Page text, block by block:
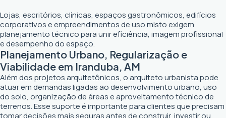
Lojas, escritórios, clínicas, espaços gastronômicos, edifícios
corporativos e empreendimentos de uso misto exigem
planejamento técnico para unir eficiência, imagem profissional
e desempenho do espaço.
Planejamento Urbano, Regularização e
Viabilidade em Iranduba, AM
Além dos projetos arquitetônicos, o arquiteto urbanista pode
atuar em demandas ligadas ao desenvolvimento urbano, uso
do solo, organização de áreas e aproveitamento técnico de
terrenos. Esse suporte é importante para clientes que precisam
tomar decisões mais seguras antes de construir, investir ou